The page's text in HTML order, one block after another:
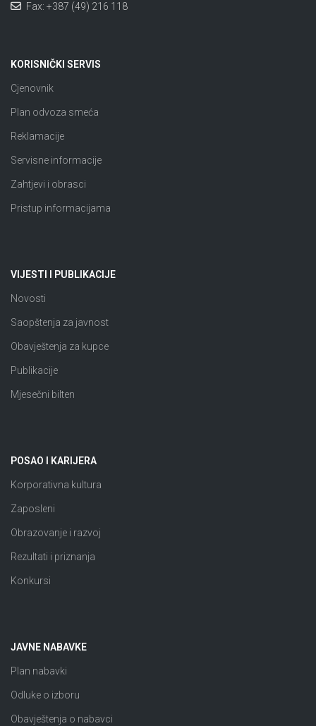
Fax: +387 (49) 216 118
KORISNIČKI SERVIS
Cjenovnik
Plan odvoza smeća
Reklamacije
Servisne informacije
Zahtjevi i obrasci
Pristup informacijama
VIJESTI I PUBLIKACIJE
Novosti
Saopštenja za javnost
Obavještenja za kupce
Publikacije
Mjesečni bilten
POSAO I KARIJERA
Korporativna kultura
Zaposleni
Obrazovanje i razvoj
Rezultati i priznanja
Konkursi
JAVNE NABAVKE
Plan nabavki
Odluke o izboru
Obavještenja o nabavci